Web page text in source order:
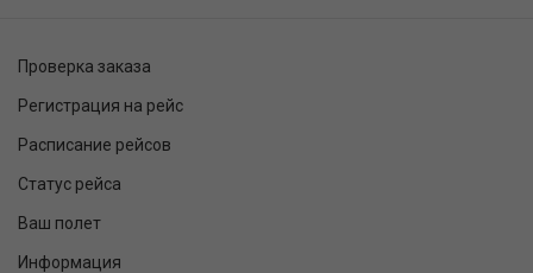
Проверка заказа
Регистрация на рейс
Расписание рейсов
Статус рейса
Ваш полет
Информация